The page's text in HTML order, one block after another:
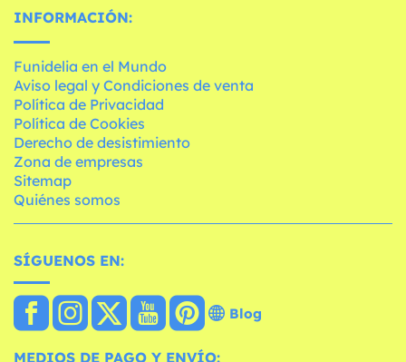
INFORMACIÓN:
Funidelia en el Mundo
Aviso legal y Condiciones de venta
Política de Privacidad
Política de Cookies
Derecho de desistimiento
Zona de empresas
Sitemap
Quiénes somos
SÍGUENOS EN:
Blog
MEDIOS DE PAGO Y ENVÍO: